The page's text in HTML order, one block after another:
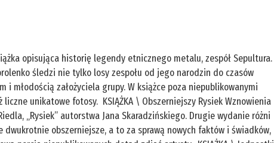
opisująca historię legendy etnicznego metalu, zespół Sepultura.
śledzi nie tylko losy zespołu od jego narodzin do czasów
młodością założyciela grupy. W książce poza niepublikowanymi
unikatowe fotosy. KSIĄŻKA \ Obszerniejszy Rysiek Wznowienia
„Rysiek” autorstwa Jana Skaradzińskiego. Drugie wydanie różni
obszerniejsze, a to za sprawą nowych faktów i świadków,